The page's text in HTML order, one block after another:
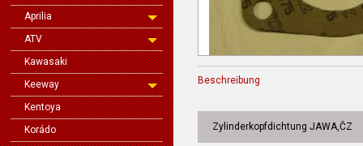
Aprilia
ATV
Kawasaki
Keeway
Kentoya
Korádo
Beschreibung
Zylinderkopfdichtung JAWA,ČZ